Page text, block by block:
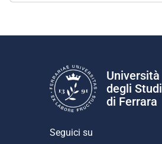
Università
degli Studi
di Ferrara
Seguici su